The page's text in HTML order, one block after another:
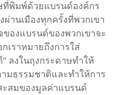
ที่พิมพ์ด้วยแบรนด์องค์กร
านเมืองทุกครั้งที่พวกเขา
องแบรนด์ของพวกเขาจะ
เราหมายถึงการใส่
ลงในถุงกระดาษทำให้
มธรรมชาติและทำให้การ
ะสมของมูลค่าแบรนด์